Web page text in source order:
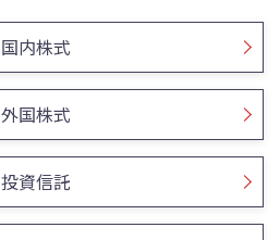
国内株式
外国株式
投資信託